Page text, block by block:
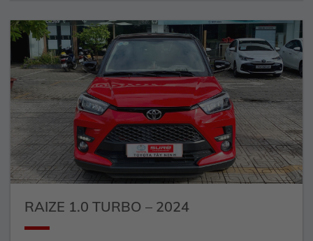
RAIZE 1.0 TURBO – 2024